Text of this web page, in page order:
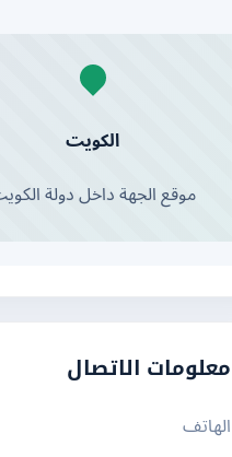
الكويت
موقع الجهة داخل دولة
معلومات الاتصال
الهاتف